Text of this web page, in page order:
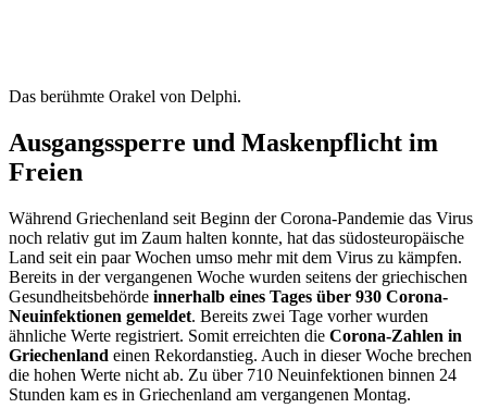
Das berühmte Orakel von Delphi.
Ausgangssperre und Maskenpflicht im
Freien
Während Griechenland seit Beginn der Corona-Pandemie das Virus
noch relativ gut im Zaum halten konnte, hat das südosteuropäische
Land seit ein paar Wochen umso mehr mit dem Virus zu kämpfen.
Bereits in der vergangenen Woche wurden seitens der griechischen
Gesundheitsbehörde innerhalb eines Tages über 930 Corona-
Neuinfektionen gemeldet. Bereits zwei Tage vorher wurden
ähnliche Werte registriert. Somit erreichten die Corona-Zahlen in
Griechenland einen Rekordanstieg. Auch in dieser Woche brechen
die hohen Werte nicht ab. Zu über 710 Neuinfektionen binnen 24
Stunden kam es in Griechenland am vergangenen Montag.